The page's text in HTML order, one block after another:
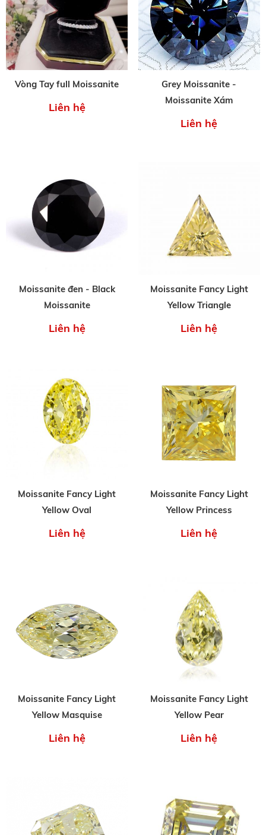
Vòng Tay full Moissanite
Liên hệ
Grey Moissanite -
Moissanite Xám
Liên hệ
Moissanite đen - Black
Moissanite
Liên hệ
Moissanite Fancy Light
Yellow Triangle
Liên hệ
Moissanite Fancy Light
Yellow Oval
Liên hệ
Moissanite Fancy Light
Yellow Princess
Liên hệ
Moissanite Fancy Light
Yellow Masquise
Liên hệ
Moissanite Fancy Light
Yellow Pear
Liên hệ